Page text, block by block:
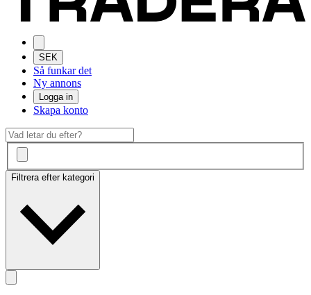
SEK
Så funkar det
Ny annons
Logga in
Skapa konto
Filtrera efter kategori